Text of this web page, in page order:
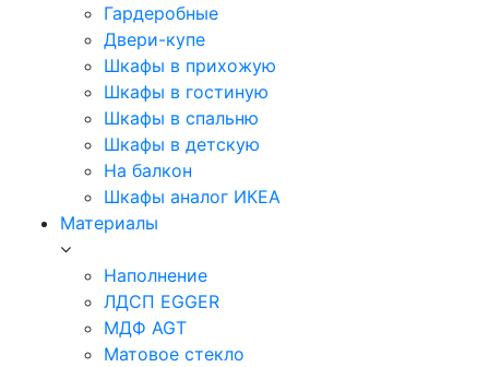
Гардеробные
Двери-купе
Шкафы в прихожую
Шкафы в гостиную
Шкафы в спальню
Шкафы в детскую
На балкон
Шкафы аналог ИКЕА
Материалы
Наполнение
ЛДСП EGGER
МДФ AGT
Матовое стекло